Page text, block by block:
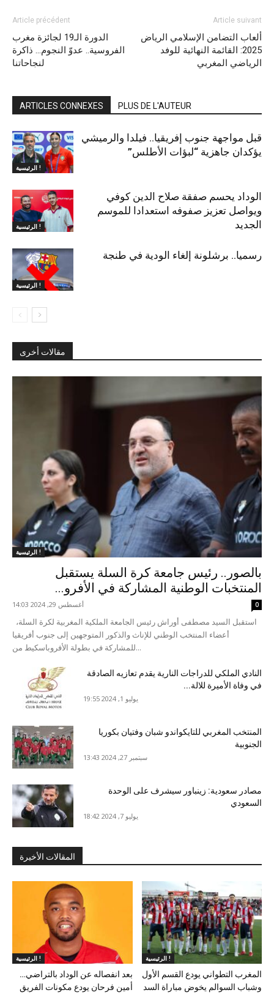
Article précédent
الدورة الـ19 لجائزة مغرب
الفروسية.. عدوّ النجوم… ذاكرة
لنجاحاتنا
Article suivant
ألعاب التضامن الإسلامي الرياض
2025: القائمة النهائية للوفد
الرياضي المغربي
ARTICLES CONNEXES PLUS DE L'AUTEUR
الرئيسية !
قبل مواجهة جنوب إفريقيا.. فيلدا والرميشي
يؤكدان جاهزية “لبؤات الأطلس”
الرئيسية !
الوداد يحسم صفقة صلاح الدين كوفي
ويواصل تعزيز صفوفه استعدادا للموسم
الجديد
الرئيسية !
رسميا.. برشلونة إلغاء الودية في طنجة
مقالات أخرى
الرئيسية !
بالصور.. رئيس جامعة كرة السلة يستقبل
المنتخبات الوطنية المشاركة في الأفرو...
أغسطس 29, 2024 14:03 0
أعضاء المنتخب الوطني للإناث والذكور المتوجهين إلى جنوب أفريقيا
للمشاركة في بطولة الأفروباسكيط من...
النادي الملكي للدراجات النارية يقدم تعازيه الصادقة
في وفاة الأميرة للالة...
يوليو 1, 2024 19:55
المنتخب المغربي للتايكواندو شبان وفتيان بكوريا
الجنوبية
سبتمبر 27, 2024 13:43
مصادر سعودية: زينباور سيشرف على الوحدة
السعودي
يوليو 7, 2024 18:42
المقالات الأخيرة
الرئيسية !
بعد انفصاله عن الوداد بالتراضي…
أمين فرحان يودع مكونات الفريق
الرئيسية !
المغرب التطواني يودع القسم الأول
وشباب السوالم يخوض مباراة السد